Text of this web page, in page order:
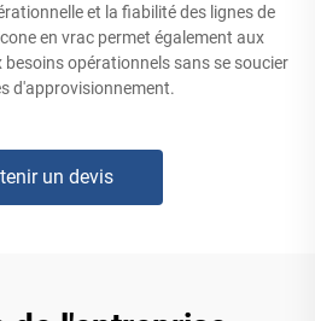
et la fiabilité des lignes de
en vrac permet également aux
opérationnels sans se soucier
d'approvisionnement.
un devis